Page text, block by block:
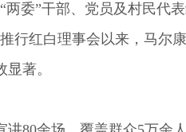
委”干部、党员及村民代
行红白理事会以来，马尔
著。